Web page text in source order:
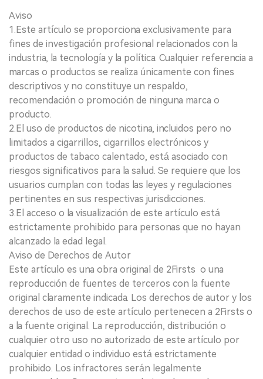
Aviso
1.Este artículo se proporciona exclusivamente para
fines de investigación profesional relacionados con la
industria, la tecnología y la política. Cualquier referencia a
marcas o productos se realiza únicamente con fines
descriptivos y no constituye un respaldo,
recomendación o promoción de ninguna marca o
producto.
2.El uso de productos de nicotina, incluidos pero no
limitados a cigarrillos, cigarrillos electrónicos y
productos de tabaco calentado, está asociado con
riesgos significativos para la salud. Se requiere que los
usuarios cumplan con todas las leyes y regulaciones
pertinentes en sus respectivas jurisdicciones.
3.El acceso o la visualización de este artículo está
estrictamente prohibido para personas que no hayan
alcanzado la edad legal.
Aviso de Derechos de Autor
Este artículo es una obra original de 2Firsts o una
reproducción de fuentes de terceros con la fuente
original claramente indicada. Los derechos de autor y los
derechos de uso de este artículo pertenecen a 2Firsts o
a la fuente original. La reproducción, distribución o
cualquier otro uso no autorizado de este artículo por
cualquier entidad o individuo está estrictamente
prohibido. Los infractores serán legalmente